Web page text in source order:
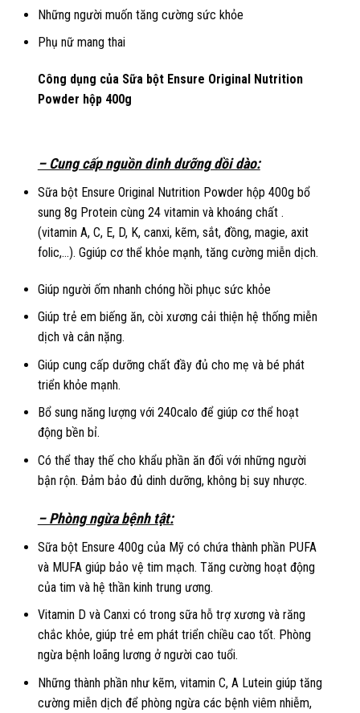
Những người muốn tăng cường sức khỏe
Phụ nữ mang thai
Công dụng của Sữa bột Ensure Original Nutrition
Powder hộp 400g
– Cung cấp nguồn dinh dưỡng dồi dào:
Sữa bột Ensure Original Nutrition Powder hộp 400g bổ
sung 8g Protein cùng 24 vitamin và khoáng chất .
(vitamin A, C, E, D, K, canxi, kẽm, sắt, đồng, magie, axit
folic,…). Ggiúp cơ thể khỏe mạnh, tăng cường miễn dịch.
Giúp người ốm nhanh chóng hồi phục sức khỏe
Giúp trẻ em biếng ăn, còi xương cải thiện hệ thống miễn
dịch và cân nặng.
Giúp cung cấp dưỡng chất đầy đủ cho mẹ và bé phát
triển khỏe mạnh.
Bổ sung năng lượng với 240calo để giúp cơ thể hoạt
động bền bỉ.
Có thể thay thế cho khẩu phần ăn đối với những người
bận rộn. Đảm bảo đủ dinh dưỡng, không bị suy nhược.
– Phòng ngừa bệnh tật:
Sữa bột Ensure 400g của Mỹ có chứa thành phần PUFA
và MUFA giúp bảo vệ tim mạch. Tăng cường hoạt động
của tim và hệ thần kinh trung ương.
Vitamin D và Canxi có trong sữa hỗ trợ xương và răng
chắc khỏe, giúp trẻ em phát triển chiều cao tốt. Phòng
ngừa bệnh loãng lương ở người cao tuổi.
Những thành phần như kẽm, vitamin C, A Lutein giúp tăng
cường miễn dịch để phòng ngừa các bệnh viêm nhiễm,